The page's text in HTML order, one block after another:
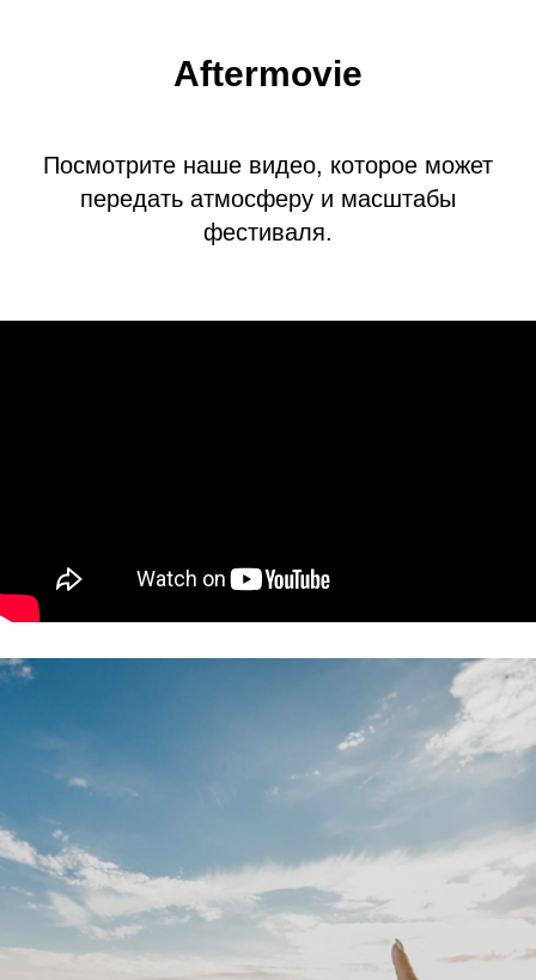
Aftermovie
Посмотрите наше видео, которое может
передать атмосферу и масштабы
фестиваля.